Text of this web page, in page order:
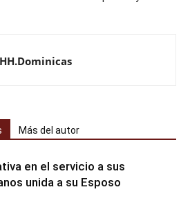
HH.Dominicas
Más del autor
en el servicio a sus
unida a su Esposo